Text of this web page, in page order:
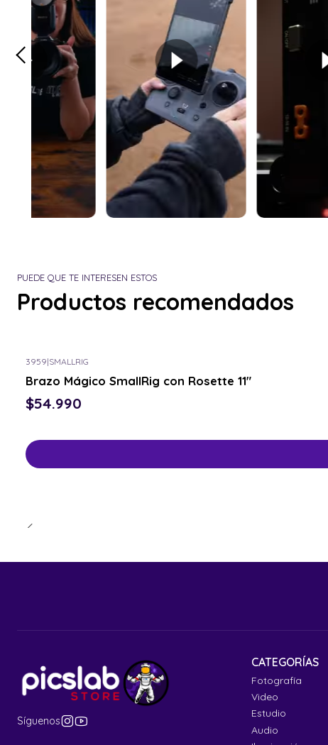
PUEDE QUE TE INTERESEN ESTOS
Productos recomendados
3959|SMALLRIG
Brazo Mágico SmallRig con Rosette 11"
$54.990
Síguenos
CATEGORÍAS
Fotografía
Video
Estudio
Audio